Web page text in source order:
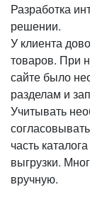
Разработка
решении.
У клиента
товаров. При
сайте было
разделам и
Учитывать
часть
выгрузки.
вручную.